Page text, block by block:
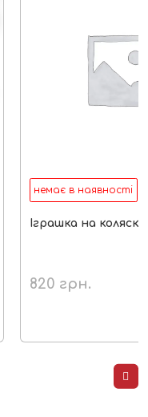
немає в наявності
Іграшка на
820 грн.
